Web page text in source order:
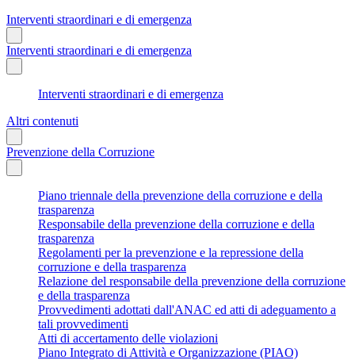
Interventi straordinari e di emergenza
Interventi straordinari e di emergenza
Interventi straordinari e di emergenza
Altri contenuti
Prevenzione della Corruzione
Piano triennale della prevenzione della corruzione e della
trasparenza
Responsabile della prevenzione della corruzione e della
trasparenza
Regolamenti per la prevenzione e la repressione della
corruzione e della trasparenza
Relazione del responsabile della prevenzione della corruzione
e della trasparenza
Provvedimenti adottati dall'ANAC ed atti di adeguamento a
tali provvedimenti
Atti di accertamento delle violazioni
Piano Integrato di Attività e Organizzazione (PIAO)